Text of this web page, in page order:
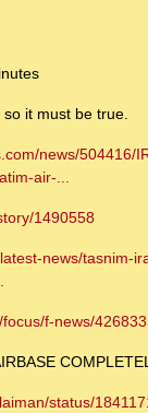
it must be true.
news/504416/
air-...
1490558
news/tasnim-
f-news/
status/